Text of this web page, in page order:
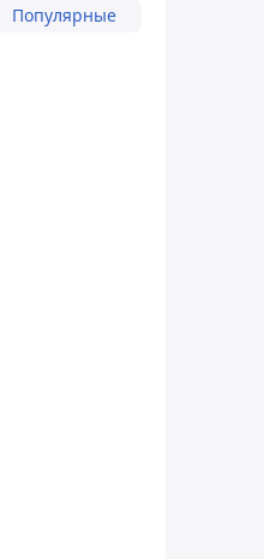
Популярные